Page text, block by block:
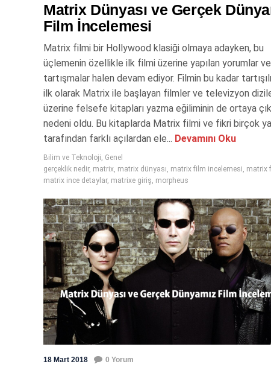
Matrix Dünyası ve Gerçek
Film İncelemesi
Matrix filmi bir Hollywood klasiği olmaya adayken, bu
üçlemenin özellikle ilk filmi üzerine yapılan yorumlar ve
tartışmalar halen devam ediyor. Filmin bu kadar
ilk olarak Matrix ile başlayan filmler ve televizyon
üzerine felsefe kitapları yazma eğiliminin de ortaya
nedeni oldu. Bu kitaplarda Matrix filmi ve fikri birçok
tarafından farklı açılardan ele... Devamını Oku
Bilim ve Teknoloji, Genel
gerçeklik nedir, matrix, matrix dünyası, matrix film incelemesi, matrix
matrix ince detaylar, matrixe giriş, morpheus
18 Mart 2018 0 Yorum